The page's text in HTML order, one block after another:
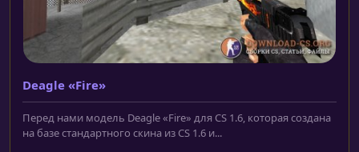
Deagle «Fire»
Перед нами модель Deagle «Fire» для CS 1.6, которая создана
на базе стандартного скина из CS 1.6 и...